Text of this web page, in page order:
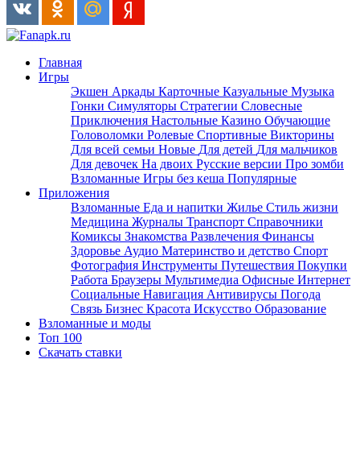
Главная
Игры
Экшен Аркады Карточные Казуальные Музыка
Гонки Симуляторы Стратегии Словесные
Приключения Настольные Казино Обучающие
Головоломки Ролевые Спортивные Викторины
Для всей семьи Новые Для детей Для мальчиков
Для девочек На двоих Русские версии Про зомби
Взломанные Игры без кеша Популярные
Приложения
Взломанные Еда и напитки Жилье Стиль жизни
Медицина Журналы Транспорт Справочники
Комиксы Знакомства Развлечения Финансы
Здоровье Аудио Материнство и детство Спорт
Фотография Инструменты Путешествия Покупки
Работа Браузеры Мультимедиа Офисные Интернет
Социальные Навигация Антивирусы Погода
Связь Бизнес Красота Искусство Образование
Взломанные и моды
Топ 100
Скачать ставки